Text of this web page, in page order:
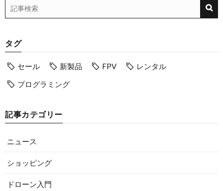
タグ
セール 新製品 FPV
レンタル
プログラミング
記事カテゴリー
ニュース
ショッピング
ドローン入門